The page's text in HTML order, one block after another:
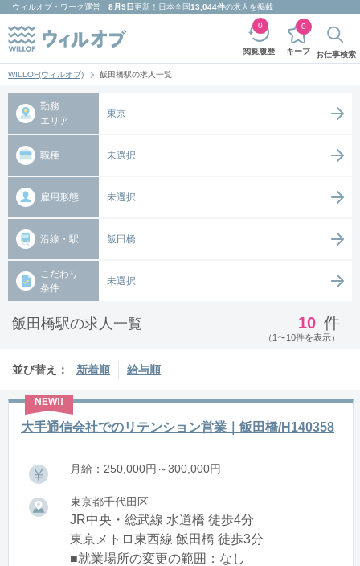
ウィルオブ・ワーク運営 8月9日更新！日本全国13,044件の求人を掲載
閲覧履歴
0
キープ
0
お仕事検索
WILLOF(ウィルオブ) 飯田橋駅の求人一覧
勤務
エリア
東京
職種 未選択
雇用形態 未選択
沿線・駅 飯田橋
こだわり
条件
未選択
飯田橋駅の求人一覧 10 件
（1〜10件を表示）
並び替え： 新着順 給与順
大手通信会社でのリテンション営業｜飯田橋/H140358
月給：250,000円～300,000円
東京都千代田区
JR中央・総武線 水道橋 徒歩4分
東京メトロ東西線 飯田橋 徒歩3分
■就業場所の変更の範囲：なし